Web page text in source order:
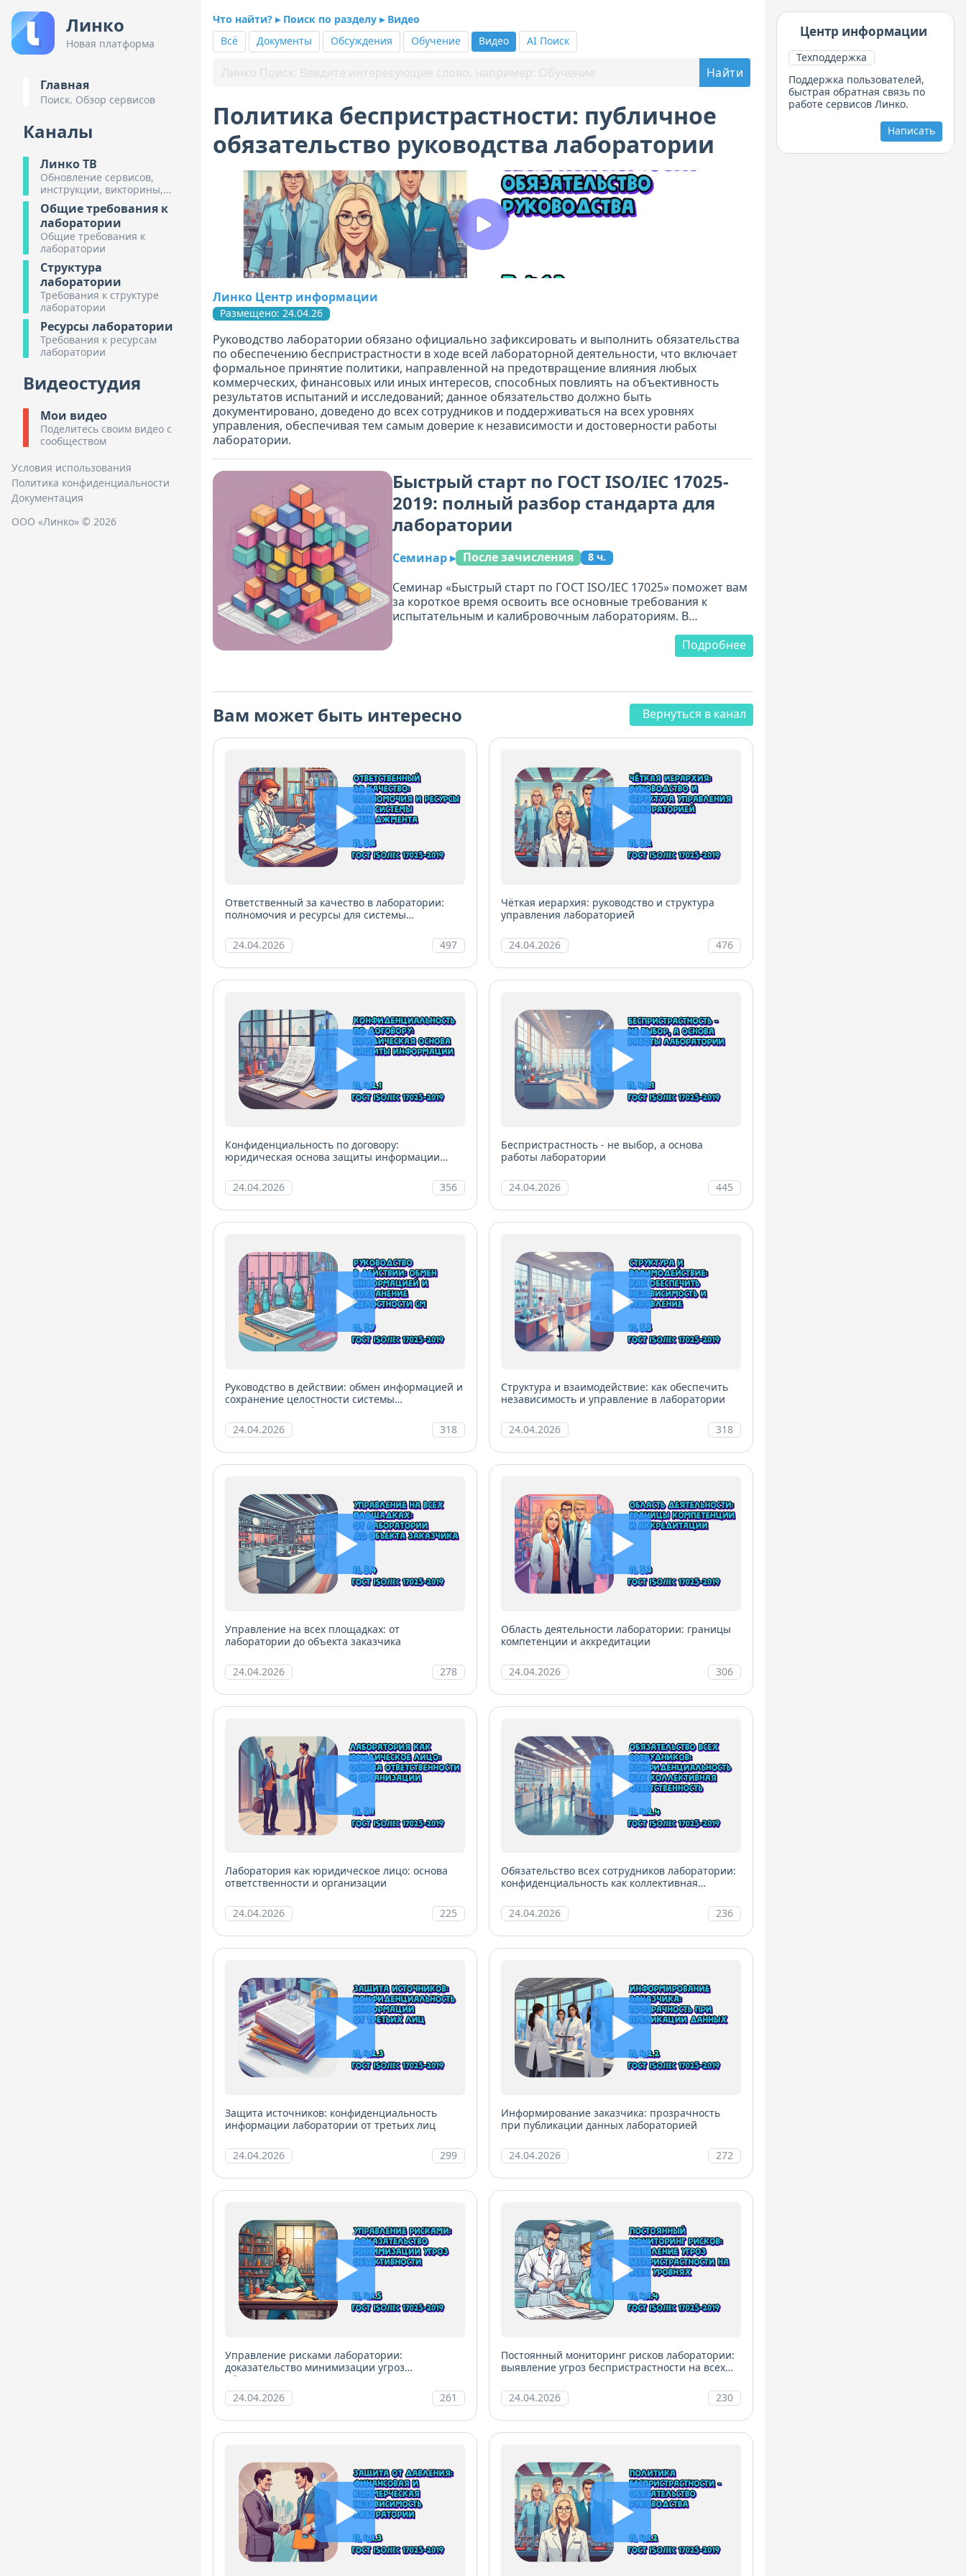
Линко
Новая платформа
Главная
Поиск. Обзор сервисов
Каналы
Линко ТВ
Обновление сервисов,
инструкции, викторины,
обзоры предстоящих
мероприятий.
Общие требования к
лаборатории
Общие требования к
лаборатории
Структура
лаборатории
Требования к структуре
лаборатории
Ресурсы лаборатории
Требования к ресурсам
лаборатории
Видеостудия
Мои видео
Поделитесь своим видео с
сообществом
Условия использования
Политика конфиденциальности
Документация
ООО «Линко» © 2026
Что найти? ▸ Поиск по разделу ▸ Видео
Всё
Документы Обсуждения Обучение Видео AI Поиск
Политика беспристрастности: публичное
обязательство руководства лаборатории
Линко Центр информации
Размещено: 24.04.26
Руководство лаборатории обязано официально зафиксировать и выполнить обязательства
по обеспечению беспристрастности в ходе всей лабораторной деятельности, что включает
формальное принятие политики, направленной на предотвращение влияния любых
коммерческих, финансовых или иных интересов, способных повлиять на объективность
результатов испытаний и исследований; данное обязательство должно быть
документировано, доведено до всех сотрудников и поддерживаться на всех уровнях
управления, обеспечивая тем самым доверие к независимости и достоверности работы
лаборатории.
Быстрый старт по ГОСТ ISO/IEC 17025-
2019: полный разбор стандарта для
лаборатории
Семинар▸ После зачисления 8 ч.
Семинар «Быстрый старт по ГОСТ ISO/IEC 17025» поможет вам
за короткое время освоить все основные требования к
испытательным и калибровочным лабораториям. В
стандарта, отдельные модули по терминологии, приложениям
Каждое занятие включает презентацию, чек-лист подготовки к
проверке, примеры типичных несоответствий и рисков.
Материалы можно скачать и использовать для внутреннего
обучения в своей лаборатории. Идеально для менеджеров по
качеству, руководителей и новых сотрудников. Этот семинар -
углублённому изучению тем: ВЛК, управление рисками, аудит и
другие специализированные программы.
Подробнее
Вам может быть интересно Вернуться в канал
Ответственный за качество в лаборатории:
полномочия и ресурсы для системы
24.04.2026
497
Чёткая иерархия: руководство и структура
управления лабораторией
24.04.2026 476
Конфиденциальность по договору:
юридическая основа защиты информации
лаборатории
24.04.2026
356
Беспристрастность - не выбор, а основа
работы лаборатории
24.04.2026 445
Руководство в действии: обмен информацией и
сохранение целостности системы
менеджмента лаборатории
24.04.2026
318
Структура и взаимодействие: как обеспечить
независимость и управление в лаборатории
24.04.2026 318
Управление на всех площадках: от
лаборатории до объекта заказчика
24.04.2026 278
Область деятельности лаборатории: границы
компетенции и аккредитации
24.04.2026 306
Лаборатория как юридическое лицо: основа
ответственности и организации
24.04.2026 225
Обязательство всех сотрудников лаборатории:
конфиденциальность как коллективная
24.04.2026
236
Защита источников: конфиденциальность
информации лаборатории от третьих лиц
24.04.2026 299
Информирование заказчика: прозрачность
при публикации данных лабораторией
24.04.2026 272
Управление рисками лаборатории:
доказательство минимизации угроз
объективности
24.04.2026
261
Постоянный мониторинг рисков лаборатории:
выявление угроз беспристрастности на всех
24.04.2026
230
Центр информации
Техподдержка
Поддержка пользователей,
быстрая обратная связь по
работе сервисов Линко.
Написать